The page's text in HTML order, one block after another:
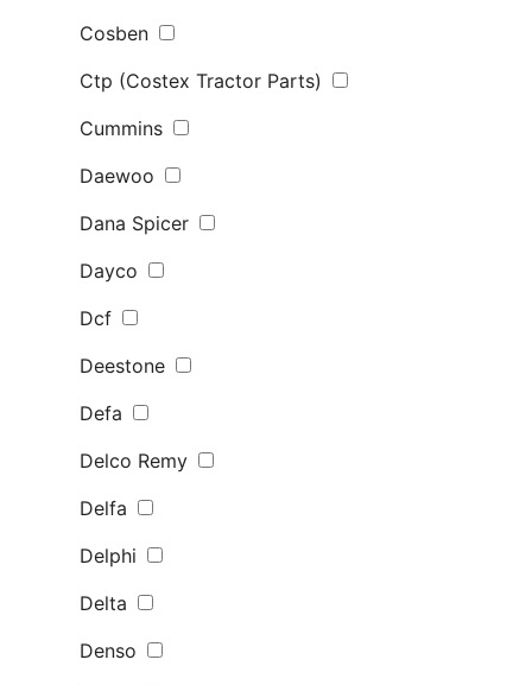
Cosben
Ctp (Costex Tractor Parts)
Cummins
Daewoo
Dana Spicer
Dayco
Dcf
Deestone
Defa
Delco Remy
Delfa
Delphi
Delta
Denso